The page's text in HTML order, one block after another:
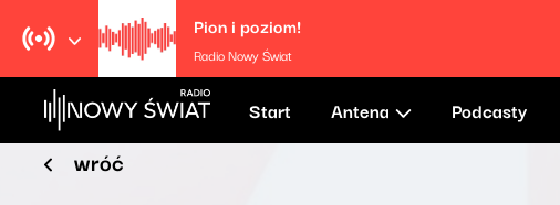
Pion i poziom!
Radio Nowy Świat
Start Antena Podcasty
wróć